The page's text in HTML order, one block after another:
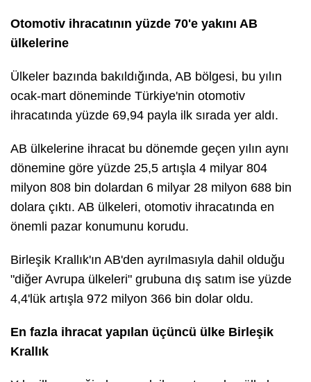
Otomotiv ihracatının yüzde 70'e yakını AB
ülkelerine
Ülkeler bazında bakıldığında, AB bölgesi, bu yılın
ocak-mart döneminde Türkiye'nin otomotiv
ihracatında yüzde 69,94 payla ilk sırada yer aldı.
AB ülkelerine ihracat bu dönemde geçen yılın aynı
dönemine göre yüzde 25,5 artışla 4 milyar 804
milyon 808 bin dolardan 6 milyar 28 milyon 688 bin
dolara çıktı. AB ülkeleri, otomotiv ihracatında en
önemli pazar konumunu korudu.
Birleşik Krallık'ın AB'den ayrılmasıyla dahil olduğu
"diğer Avrupa ülkeleri" grubuna dış satım ise yüzde
4,4'lük artışla 972 milyon 366 bin dolar oldu.
En fazla ihracat yapılan üçüncü ülke Birleşik
Krallık